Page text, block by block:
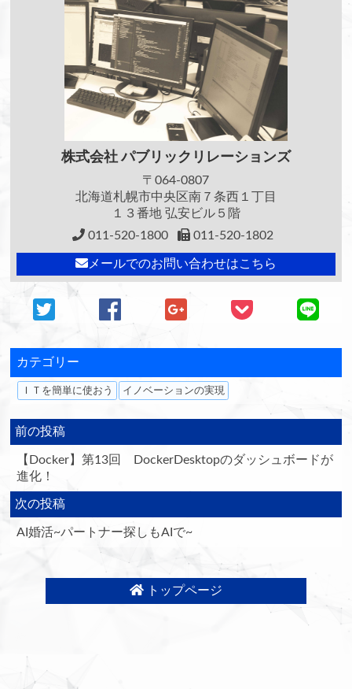
株式会社パブリックリレーションズ
〒064-0807
北海道札幌市中央区南７条西１丁目
１３番地 弘安ビル５階
011-520-1800
011-520-1802
メールでのお問い合わせはこちら
カテゴリー
ＩＴを簡単に使おう イノベーションの実現
前の投稿
【Docker】第13回 DockerDesktopのダッシュボードが
進化！
次の投稿
AI婚活~パートナー探しもAIで~
トップページ